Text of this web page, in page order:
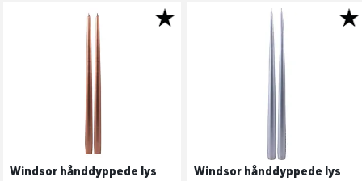
Windsor hånddyppede lys
Windsor hånddyppede lys